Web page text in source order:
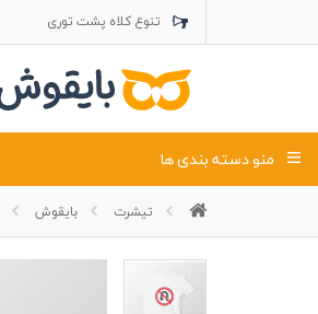
تنوع کلاه پشت توری
تنوع کلاه کتان
تنوع تراول ماک
منو دسته بندی ها
تیشرت بایقوش